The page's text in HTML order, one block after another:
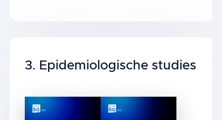
Title
3. Epidemiologische studies